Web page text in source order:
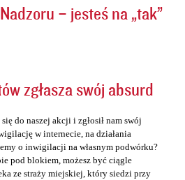
– jesteś na „tak”
zgłasza swój absurd
do naszej akcji i zgłosił nam swój
w internecie, na działania
o inwigilacji na własnym podwórku?
pod blokiem, możesz być ciągle
ze straży miejskiej, który siedzi przy